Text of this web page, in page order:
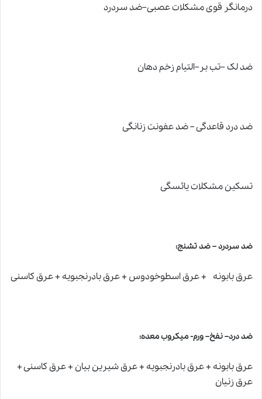
درمانگر قوی مشکلات عصبی–ضد سردرد
ضد لک –تب بر–التیام زخم دهان
ضد درد قاعدگی – ضد عفونت زنانگی
تسکین مشکلات یائسگی
ضد سردرد – ضد تشنج:
عرق بابونه + عرق اسطوخودوس + عرق بادرنجبویه+عرق کاسنی
ضد درد– نفخ– ورم- میکروب معده:
عرق بابونه + عرق بادرنجبویه + عرق شیرین بیان + عرق کاسنی +
عرق زنیان